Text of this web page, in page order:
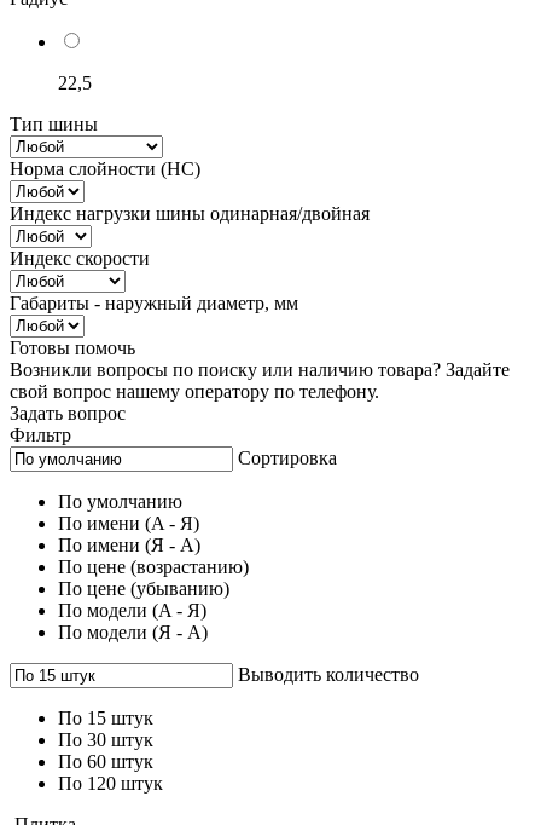
22,5
Тип шины
Норма слойности (НС)
Индекс нагрузки шины одинарная/двойная
Индекс скорости
Габариты - наружный диаметр, мм
Готовы помочь
Возникли вопросы по поиску или наличию товара? Задайте
свой вопрос нашему оператору по телефону.
Задать вопрос
Фильтр
Сортировка
По умолчанию
По имени (A - Я)
По имени (Я - A)
По цене (возрастанию)
По цене (убыванию)
По модели (A - Я)
По модели (Я - A)
Выводить количество
По 15 штук
По 30 штук
По 60 штук
По 120 штук